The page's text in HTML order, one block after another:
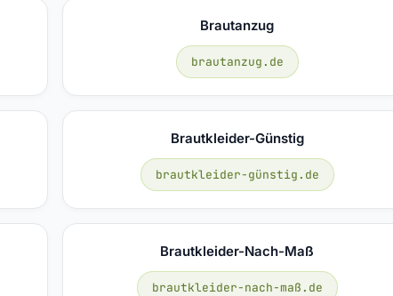
Brautanzug
brautanzug.de
Brautkleider-Günstig
brautkleider-günstig.de
Brautkleider-Nach-Maß
brautkleider-nach-maß.de